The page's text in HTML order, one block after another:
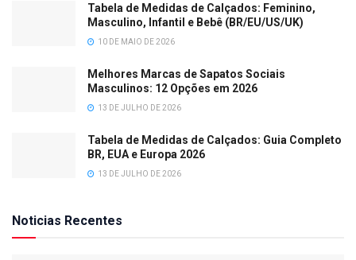
Tabela de Medidas de Calçados: Feminino,
Masculino, Infantil e Bebê (BR/EU/US/UK)
10 DE MAIO DE 2026
Melhores Marcas de Sapatos Sociais
Masculinos: 12 Opções em 2026
13 DE JULHO DE 2026
Tabela de Medidas de Calçados: Guia Completo
BR, EUA e Europa 2026
13 DE JULHO DE 2026
Noticias Recentes